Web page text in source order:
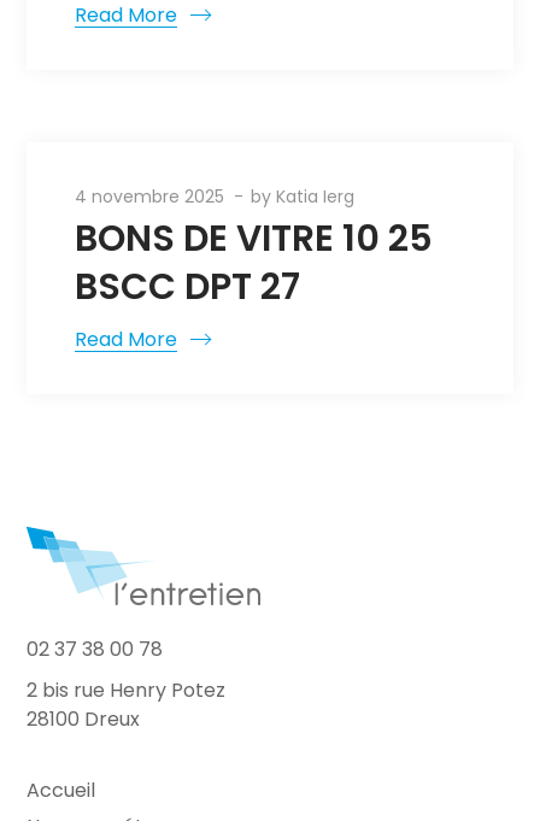
Read More
4 novembre 2025 byKatia Ierg
BONS DE VITRE 10 25
BSCC DPT 27
Read More
02 37 38 00 78
2 bis rue Henry Potez
28100 Dreux
Accueil